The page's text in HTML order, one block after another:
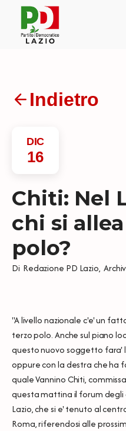
Indietro
DIC
16
Chiti: Nel
chi si
polo?
Di Redazione PD Lazio,
''A livello nazionale c'e' un
terzo polo. Anche sul piano
questo nuovo soggetto fara'
oppure con la destra che ha
quale Vannino Chiti,
questa mattina il forum
Lazio, che si e' tenuto al
Roma, riferendosi alle